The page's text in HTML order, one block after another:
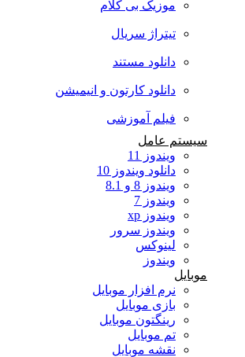
موزیک بی کلام
تیتراژ سریال
دانلود مستند
دانلود کارتون و انیمیشن
فیلم آموزشی
سیستم عامل
ویندوز 11
دانلود ویندوز 10
ویندوز 8 و 8.1
ویندوز 7
ویندوز xp
ویندوز سرور
لینوکس
ویندوز
موبایل
نرم افزار موبایل
بازی موبایل
رینگتون موبایل
تم موبایل
نقشه موبایل